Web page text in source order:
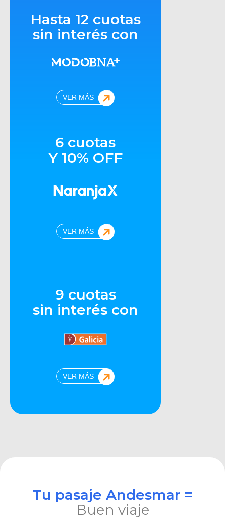
Hasta 12 cuotas
sin interés con
VER MÁS
6 cuotas
Y 10% OFF
VER MÁS
9 cuotas
sin interés con
VER MÁS
Tu pasaje Andesmar =
Buen viaje